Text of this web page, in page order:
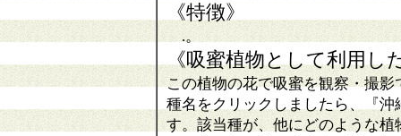
《特徴》
.。
《吸蜜植物として利用し
この植物の花で吸蜜を観察・撮影
種名をクリックしましたら、『
す。該当種が、他にどのような